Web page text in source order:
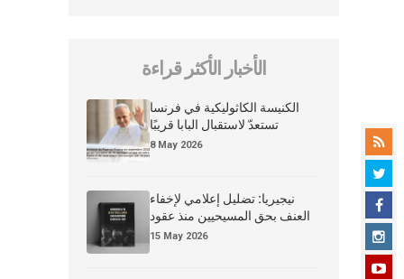
الأخبار الأكثر قراءة
الكنيسة الكاثوليكية في فرنسا
تستعدّ لاستقبال البابا قريبًا
8 May 2026
نيجيريا: تضليل إعلامي لإخفاء
العنف بحق المسيحيين منذ عقود
15 May 2026